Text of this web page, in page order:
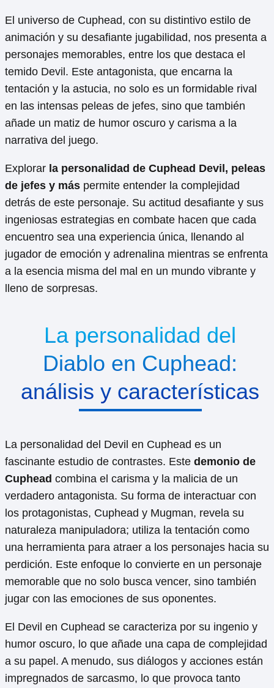
El universo de Cuphead, con su distintivo estilo de
animación y su desafiante jugabilidad, nos presenta a
personajes memorables, entre los que destaca el
temido Devil. Este antagonista, que encarna la
tentación y la astucia, no solo es un formidable rival
en las intensas peleas de jefes, sino que también
añade un matiz de humor oscuro y carisma a la
narrativa del juego.
Explorar la personalidad de Cuphead Devil, peleas
de jefes y más permite entender la complejidad
detrás de este personaje. Su actitud desafiante y sus
ingeniosas estrategias en combate hacen que cada
encuentro sea una experiencia única, llenando al
jugador de emoción y adrenalina mientras se enfrenta
a la esencia misma del mal en un mundo vibrante y
lleno de sorpresas.
La personalidad del
Diablo en Cuphead:
análisis y características
La personalidad del Devil en Cuphead es un
fascinante estudio de contrastes. Este demonio de
Cuphead combina el carisma y la malicia de un
verdadero antagonista. Su forma de interactuar con
los protagonistas, Cuphead y Mugman, revela su
naturaleza manipuladora; utiliza la tentación como
una herramienta para atraer a los personajes hacia su
perdición. Este enfoque lo convierte en un personaje
memorable que no solo busca vencer, sino también
jugar con las emociones de sus oponentes.
El Devil en Cuphead se caracteriza por su ingenio y
humor oscuro, lo que añade una capa de complejidad
a su papel. A menudo, sus diálogos y acciones están
impregnados de sarcasmo, lo que provoca tanto